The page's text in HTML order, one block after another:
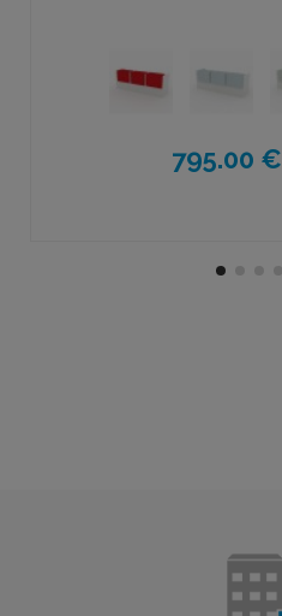
795.00 €